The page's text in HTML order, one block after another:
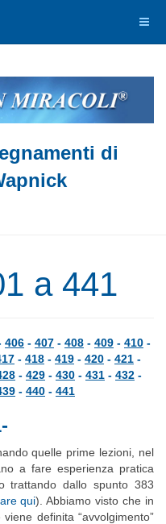
di
a 441
406 - 407 - 408 - 409 - 410 -
- 418 - 419 - 420 - 421 -
- 429 - 430 - 431 - 432 -
- 440 - 441
quelle prime lezioni, nel
a fare esperienza pratica
trattando dallo spunto 383
qui). Abbiamo visto che in
definita “avvolgimento”